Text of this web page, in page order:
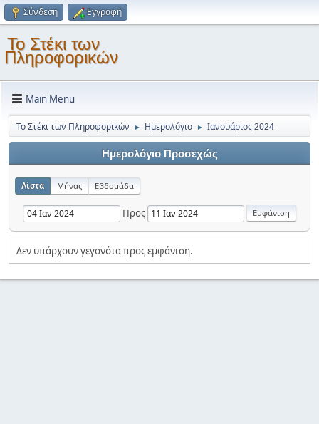
Σύνδεση Εγγραφή
Το Στέκι των
Πληροφορικών
Main Menu
Το Στέκι των Πληροφορικών ► Ημερολόγιο ► Ιανουάριος 2024
Ημερολόγιο Προσεχώς
Λίστα Μήνας Εβδομάδα
Προς
Δεν υπάρχουν γεγονότα προς εμφάνιση.